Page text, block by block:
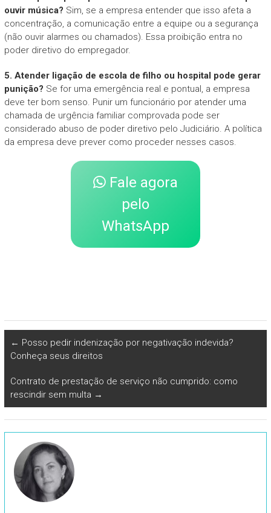
ouvir música? Sim, se a empresa entender que isso afeta a
concentração, a comunicação entre a equipe ou a segurança
(não ouvir alarmes ou chamados). Essa proibição entra no
poder diretivo do empregador.
5. Atender ligação de escola de filho ou hospital pode gerar
punição? Se for uma emergência real e pontual, a empresa
deve ter bom senso. Punir um funcionário por atender uma
chamada de urgência familiar comprovada pode ser
considerado abuso de poder diretivo pelo Judiciário. A política
da empresa deve prever como proceder nesses casos.
Fale agora
pelo
WhatsApp
← Posso pedir indenização por negativação indevida?
Conheça seus direitos
Contrato de prestação de serviço não cumprido: como
rescindir sem multa →